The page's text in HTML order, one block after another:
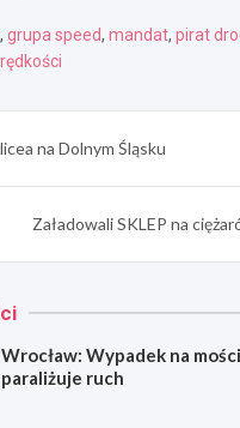
, grupa speed, mandat, pirat
na Dolnym Śląsku
Załadowali SKLEP na
Wrocław: Wypadek na
paraliżuje ruch